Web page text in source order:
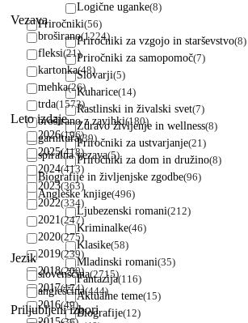
Logične uganke(8)
Priročniki(56)
Priročniki za vzgojo in starševstvo(8)
Priročniki za samopomoč(7)
Slovarji(5)
Kuharice(14)
Rastlinski in živalski svet(7)
Zdravo življenje in wellness(8)
Priročniki za ustvarjanje(21)
Priročniki za dom in družino(8)
Biografije in življenjske zgodbe(96)
Angleške knjige(496)
Ljubezenski romani(212)
Kriminalke(46)
Klasike(58)
Mladinski romani(35)
Fantazija(116)
Aktualne teme(15)
Biografije(12)
Vezava
broširano(1224)
fleksi(21)
kartonka(48)
mehka(26)
trda(1573)
broširano z zavihki(180)
garnitura(39)
spiralna vezava(5)
Leto izdaje
2026(196)
2025(418)
2024(413)
2023(363)
2022(334)
2021(247)
2020(275)
2019(239)
2018(200)
2017(174)
2016(49)
Jezik
slovenščina(2715)
angleščina(444)
Priljubljeni izbori